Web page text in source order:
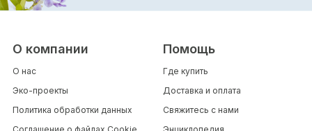
О компании
О нас
Эко-проекты
Политика обработки данных
Помощь
Где купить
Доставка и оплата
Свяжитесь с нами